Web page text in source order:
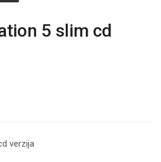
5 slim cd
verzija